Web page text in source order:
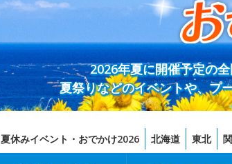
2026年夏に開催予定の
夏祭りなどのイベントや、プ
夏休みイベント・おでかけ2026 北海道 東北